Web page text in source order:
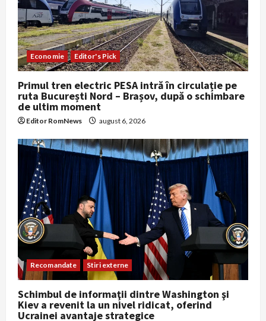
Economie Editor's Pick
Primul tren electric PESA intră în circulație pe
ruta București Nord – Brașov, după o schimbare
de ultim moment
Editor RomNews august 6, 2026
Recomandate Stiri externe
Schimbul de informaţii dintre Washington şi
Kiev a revenit la un nivel ridicat, oferind
Ucrainei avantaje strategice